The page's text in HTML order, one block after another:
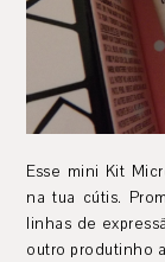
Esse mini Kit
na tua cútis.
linhas de
outro produtinho